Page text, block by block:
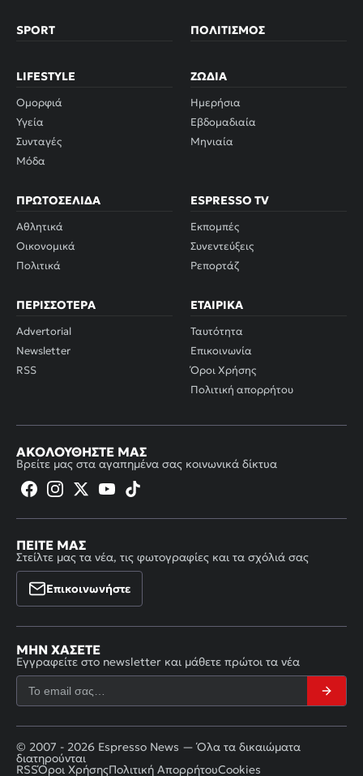
SPORT ΠΟΛΙΤΙΣΜΌΣ
LIFESTYLE
Ομορφιά
Υγεία
Συνταγές
Μόδα
ΖΏΔΙΑ
Ημερήσια
Εβδομαδιαία
Μηνιαία
ΠΡΩΤΟΣΈΛΙΔΑ
Αθλητικά
Οικονομικά
Πολιτικά
ESPRESSO TV
Εκπομπές
Συνεντεύξεις
Ρεπορτάζ
ΠΕΡΙΣΣΌΤΕΡΑ
Advertorial
Newsletter
RSS
ΕΤΑΙΡΙΚΆ
Ταυτότητα
Επικοινωνία
Όροι Χρήσης
Πολιτική απορρήτου
ΑΚΟΛΟΥΘΉΣΤΕ ΜΑΣ
Βρείτε μας στα αγαπημένα σας κοινωνικά δίκτυα
ΠΕΊΤΕ ΜΑΣ
Στείλτε μας τα νέα, τις φωτογραφίες και τα σχόλιά σας
Επικοινωνήστε
ΜΗΝ ΧΆΣΕΤΕ
Εγγραφείτε στο newsletter και μάθετε πρώτοι τα νέα
© 2007 - 2026 Espresso News — Όλα τα δικαιώματα
διατηρούνται
RSSΌροι ΧρήσηςΠολιτική ΑπορρήτουCookies